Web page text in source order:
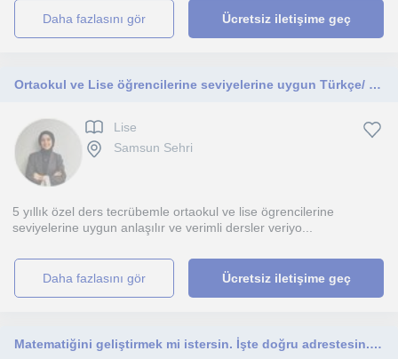
daha fazlasını gör Ücretsiz iletişime geç
Ortaokul ve Lise öğrencilerine seviyelerine uygun Türkçe/ Türk Dili ve Edebiyatı dersleri vermekteyim.
Lise
Samsun Sehri
5 yıllık özel ders tecrübemle ortaokul ve lise ögrencilerine
seviyelerine uygun anlaşılır ve verimli dersler veriyo...
daha fazlasını gör Ücretsiz iletişime geç
Matematiğini geliştirmek mi istersin. İşte doğru adrestesin. Çünkü ben bir mühendisim. Mühendisten matematik dersi.